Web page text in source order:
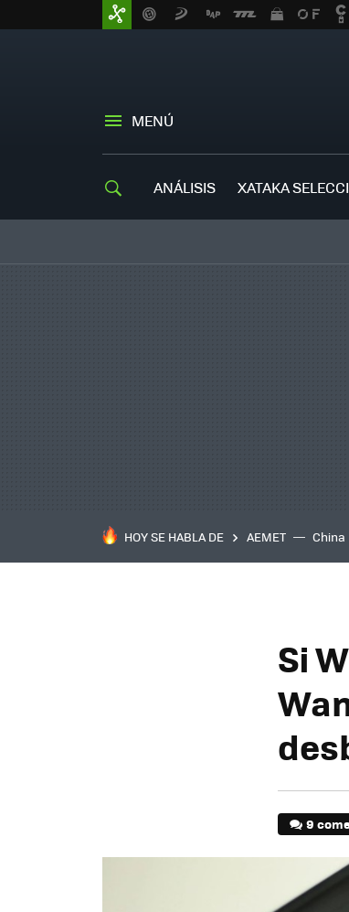
MENÚ
ANÁLISIS XATAKA
HOY SE HABLA DE AEMET China
Si
9